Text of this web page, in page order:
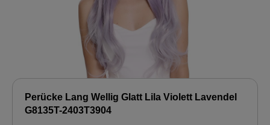
Perücke Lang Wellig Glatt Lila Violett Lavendel
G8135T-2403T3904